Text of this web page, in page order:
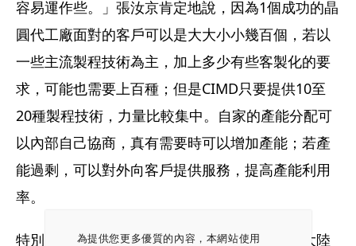
為提供您更多優質的內容，本網站使用
容易運作些。」張汝京肯定地說，因為1個成功的晶
圓代工廠面對的客戶可以是大大小小幾百個，若以
一些主流製程技術為主，加上多少有些客製化的要
求，可能也需要上百種；但是CIMD只要提供10至
20種製程技術，力量比較集中。自家的產能分配可
以內部自己協商，真有需要時可以增加產能；若產
能過剩，可以對外向客戶提供服務，提高產能利用
率。
特別是，以張汝京創辦中芯國際至今，在中國大陸